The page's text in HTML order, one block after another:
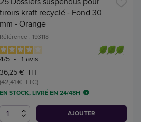
tiroirs kraft recyclé - Fond 30
mm - Orange
Référence : 193118
4/5 - 1 avis
36,25 € HT
(42,41 € TTC)
EN STOCK, LIVRÉ EN 24/48H
AJOUTER